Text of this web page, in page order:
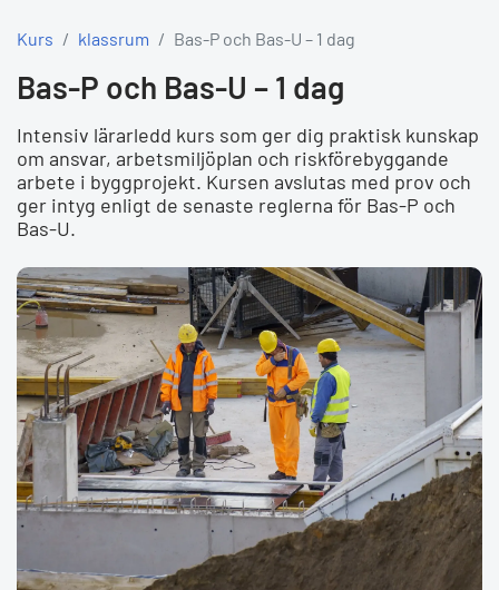
Kurs klassrum Bas-P och Bas-U – 1 dag
Bas-P och Bas-U – 1 dag
Intensiv lärarledd kurs som ger dig praktisk kunskap
om ansvar, arbetsmiljöplan och riskförebyggande
arbete i byggprojekt. Kursen avslutas med prov och
ger intyg enligt de senaste reglerna för Bas-P och
Bas-U.